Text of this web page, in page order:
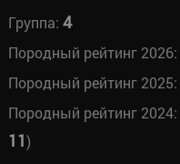
Группа: 4
Породный рейтинг 2026:
Породный рейтинг 2025:
Породный рейтинг 2024:
11)